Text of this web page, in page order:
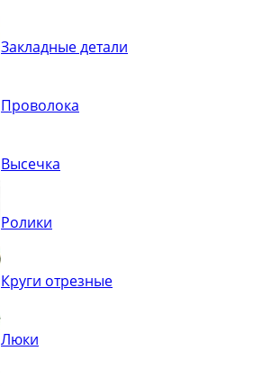
Закладные детали
Проволока
Высечка
Ролики
Круги отрезные
Люки